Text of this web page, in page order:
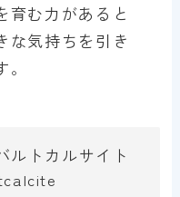
育む力があると
な気持ちを引き
ルトカルサイト